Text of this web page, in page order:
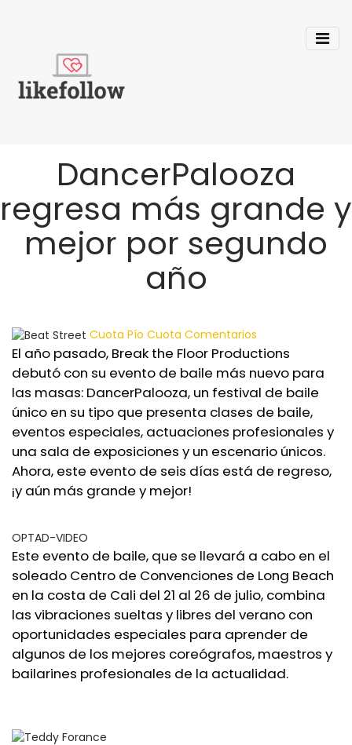
DancerPalooza
regresa más grande y
mejor por segundo
año
Cuota Pío Cuota Comentarios
El año pasado, Break the Floor Productions
debutó con su evento de baile más nuevo para
las masas: DancerPalooza, un festival de baile
único en su tipo que presenta clases de baile,
eventos especiales, actuaciones profesionales y
una sala de exposiciones y un escenario únicos.
Ahora, este evento de seis días está de regreso,
¡y aún más grande y mejor!
OPTAD-VIDEO
Este evento de baile, que se llevará a cabo en el
soleado Centro de Convenciones de Long Beach
en la costa de Cali del 21 al 26 de julio, combina
las vibraciones sueltas y libres del verano con
oportunidades especiales para aprender de
algunos de los mejores coreógrafos, maestros y
bailarines profesionales de la actualidad.